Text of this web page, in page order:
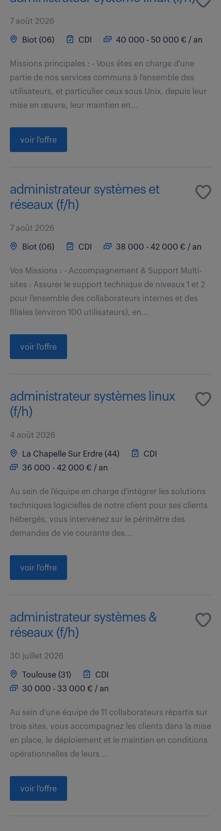
7 août 2026
Biot (06) CDI 40 000 - 50 000 € / an
Missions principales : - Vous êtes en charge d'une
partie de nos services communs à l'ensemble des
utilisateurs, et particulier ceux sous Unix, depuis leur
mise en œuvre, leur maintien en...
voir l'offre
administrateur systèmes et
réseaux (f/h)
7 août 2026
Biot (06) CDI 38 000 - 42 000 € / an
Vos Missions : - Accompagnement & Support Multi-
sites : Assurer le support technique de niveaux 1 et 2
pour l'ensemble des collaborateurs internes et des
filiales (environ 100 utilisateurs), en...
voir l'offre
administrateur systèmes linux
(f/h)
4 août 2026
La Chapelle Sur Erdre (44)
CDI
36 000 - 42 000 € / an
Au sein de l'équipe en charge d'intégrer les solutions
techniques logicielles de notre client pour ses clients
hébergés, vous intervenez sur le périmètre des
demandes de vie courante des...
voir l'offre
administrateur systèmes &
réseaux (f/h)
30 juillet 2026
Toulouse (31)
CDI
30 000 - 33 000 € / an
Au sein d'une équipe de 11 collaborateurs répartis sur
trois sites, vous accompagnez les clients dans la mise
en place, le déploiement et le maintien en conditions
opérationnelles de leurs...
voir l'offre